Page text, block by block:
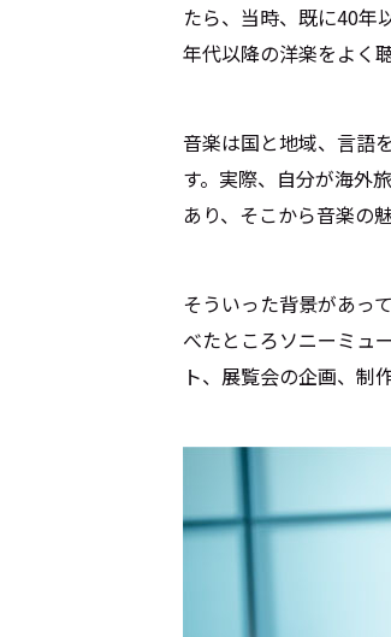
たら、当時、既に40年
年代以降の洋楽をよく
音楽は国と地域、言語
す。実際、自分が海外
あり、そこから音楽の
そういった背景があっ
べたところソニーミュ
ト、展覧会の企画、制